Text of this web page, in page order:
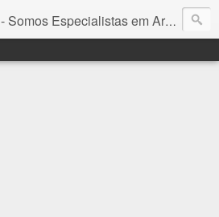
- Somos Especialistas em Araguaia - Mato Grosso